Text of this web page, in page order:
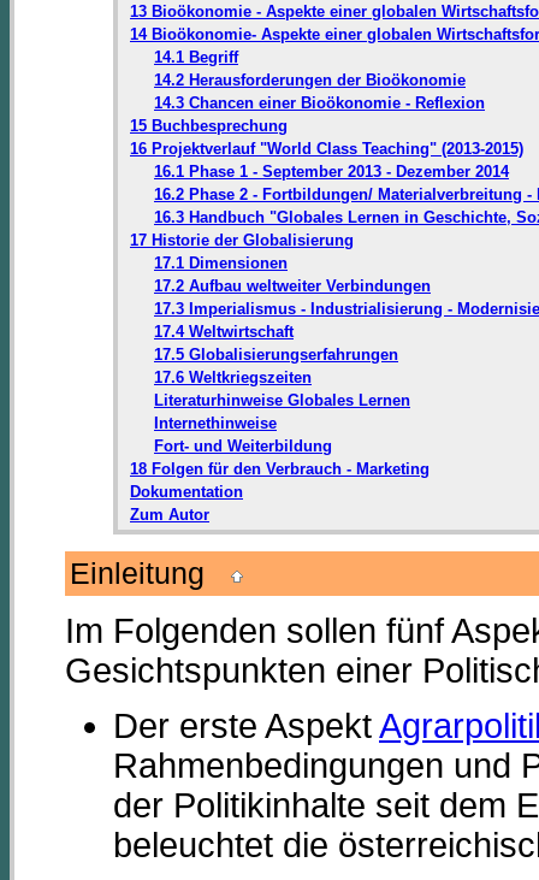
13 Bioökonomie - Aspekte einer globalen
14 Bioökonomie- Aspekte einer globalen
14.1 Begriff
14.2 Herausforderungen der Bioökonomie
14.3 Chancen einer Bioökonomie - Reflexion
15 Buchbesprechung
16 Projektverlauf "World Class Teaching" (2013-2015)
16.1 Phase 1 - September 2013 - Dezember 2014
16.2 Phase 2 - Fortbildungen/ Materialverbreitung -
16.3 Handbuch "Globales Lernen in Geschichte,
17 Historie der Globalisierung
17.1 Dimensionen
17.2 Aufbau weltweiter Verbindungen
17.3 Imperialismus - Industrialisierung -
17.4 Weltwirtschaft
17.5 Globalisierungserfahrungen
17.6 Weltkriegszeiten
Literaturhinweise Globales Lernen
Internethinweise
Fort- und Weiterbildung
18 Folgen für den Verbrauch - Marketing
Dokumentation
Zum Autor
Einleitung
Im Folgenden sollen fünf
Gesichtspunkten einer
Der erste Aspekt
Rahmenbedingungen und
der Politikinhalte seit dem
beleuchtet die